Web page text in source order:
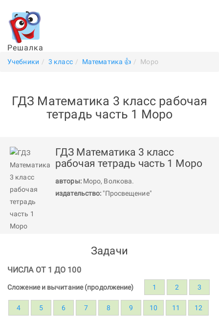
Решалка
Учебники 3 класс Математика 👍 Моро
ГДЗ Математика 3 класс рабочая
тетрадь часть 1 Моро
ГДЗ Математика 3 класс
рабочая тетрадь часть 1 Моро
авторы: Моро, Волкова.
издательство: "Просвещение"
Задачи
ЧИСЛА ОТ 1 ДО 100
Сложение и вычитание (продолжение) 1 2 3
4 5 6 7 8 9 10 11 12